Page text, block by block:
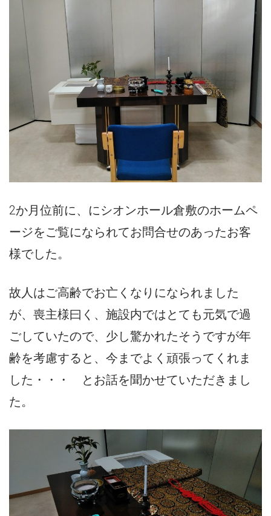
2か月位前に、にシオンホール倉敷のホームペ
ージをご覧になられてお問合せのあったお客
様でした。
故人はご高齢でお亡くなりになられました
が、喪主様曰く、施設内ではとても元気で過
ごしていたので、少し驚かれたそうですが年
齢を考慮すると、今までよく頑張ってくれま
した・・・ とお話を聞かせていただきまし
た。